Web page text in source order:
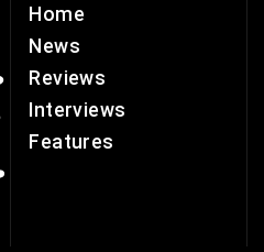
Home
News
Reviews
Interviews
Features